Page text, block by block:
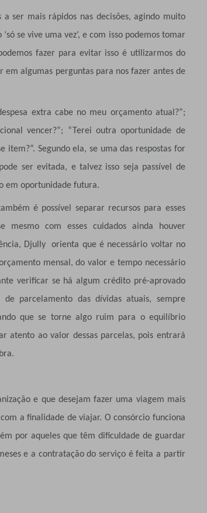
ser mais rápidos nas decisões, agindo muito
se vive uma vez’, e com isso podemos tomar
fazer para evitar isso é utilizarmos do
em algumas perguntas para nos fazer antes de
extra cabe no meu orçamento atual?”;
vencer?”; “Terei outra oportunidade de
item?”. Segundo ela, se uma das respostas for
ser evitada, e talvez isso seja passível de
em oportunidade futura.
é possível separar recursos para esses
mesmo com esses cuidados ainda houver
Djully orienta que é necessário voltar no
mensal, do valor e tempo necessário
verificar se há algum crédito pré-aprovado
parcelamento das dívidas atuais, sempre
que se torne algo ruim para o equilíbrio
atento ao valor dessas parcelas, pois entrará
e que desejam fazer uma viagem mais
a finalidade de viajar. O consórcio funciona
por aqueles que têm dificuldade de guardar
e a contratação do serviço é feita a partir